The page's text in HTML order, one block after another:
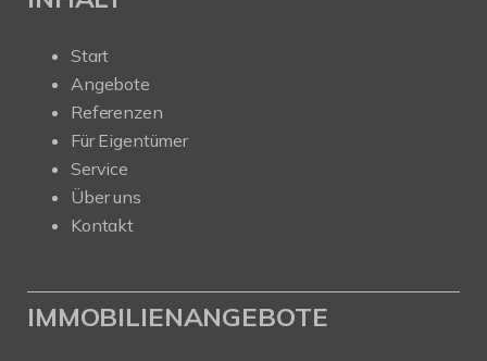
Start
Angebote
Referenzen
Für Eigentümer
Service
Über uns
Kontakt
IMMOBILIENANGEBOTE